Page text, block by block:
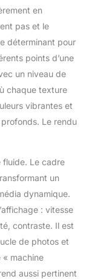
en
pas et le
déterminant pour
points d’une
un niveau de
chaque texture
vibrantes et
Le rendu
fluide. Le cadre
un
dynamique.
: vitesse
contraste. Il est
de photos et
machine
aussi pertinent